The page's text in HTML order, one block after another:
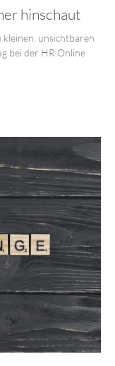
hinschaut
unsichtbaren
bei der HR Online